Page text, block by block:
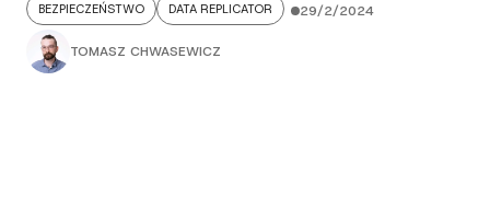
BEZPIECZEŃSTWO DATA REPLICATOR 29/2/2024
TOMASZ CHWASEWICZ